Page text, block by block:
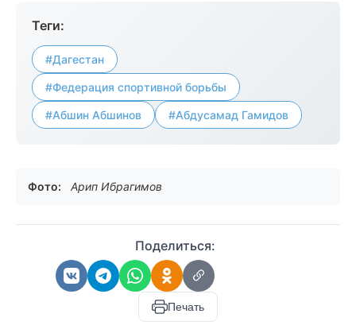
Теги:
#Дагестан
#Федерация спортивной борьбы
#Абшин Абшинов #Абдусамад Гамидов
Фото: Арип Ибрагимов
Поделиться:
Печать